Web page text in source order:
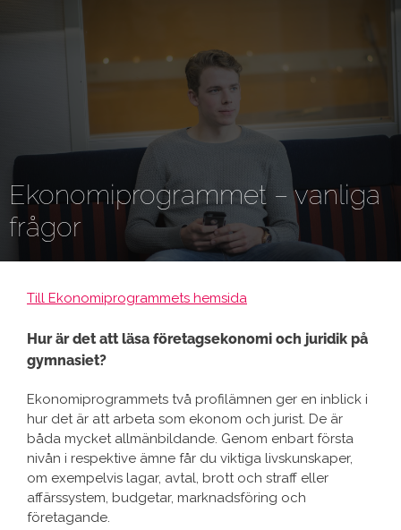
Ekonomiprogrammet – vanliga
frågor
Till Ekonomiprogrammets hemsida
Hur är det att läsa företagsekonomi och juridik på
gymnasiet?
Ekonomiprogrammets två profilämnen ger en inblick i
hur det är att arbeta som ekonom och jurist. De är
båda mycket allmänbildande. Genom enbart första
nivån i respektive ämne får du viktiga livskunskaper,
om exempelvis lagar, avtal, brott och straff eller
affärssystem, budgetar, marknadsföring och
företagande.